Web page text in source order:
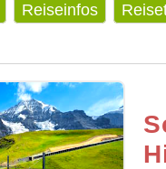
Reiseinfos